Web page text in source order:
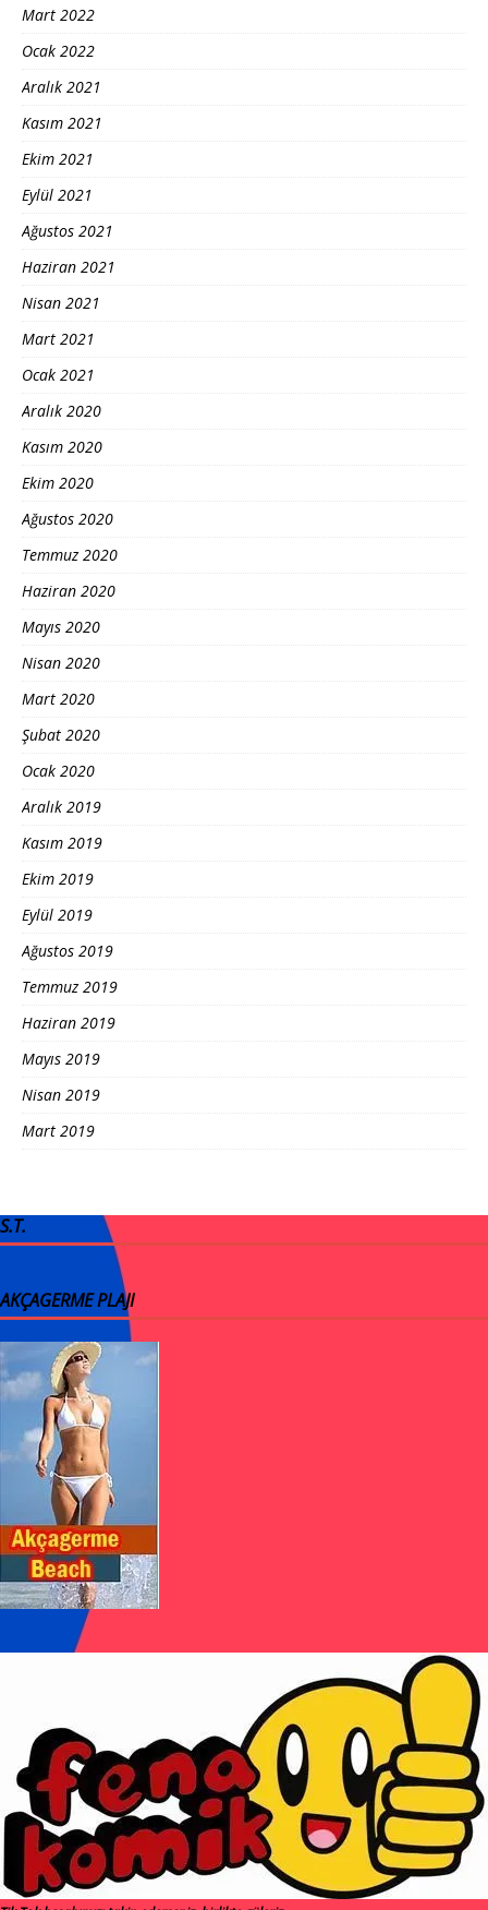
Mart 2022
Ocak 2022
Aralık 2021
Kasım 2021
Ekim 2021
Eylül 2021
Ağustos 2021
Haziran 2021
Nisan 2021
Mart 2021
Ocak 2021
Aralık 2020
Kasım 2020
Ekim 2020
Ağustos 2020
Temmuz 2020
Haziran 2020
Mayıs 2020
Nisan 2020
Mart 2020
Şubat 2020
Ocak 2020
Aralık 2019
Kasım 2019
Ekim 2019
Eylül 2019
Ağustos 2019
Temmuz 2019
Haziran 2019
Mayıs 2019
Nisan 2019
Mart 2019
S.T.
AKÇAGERME PLAJI